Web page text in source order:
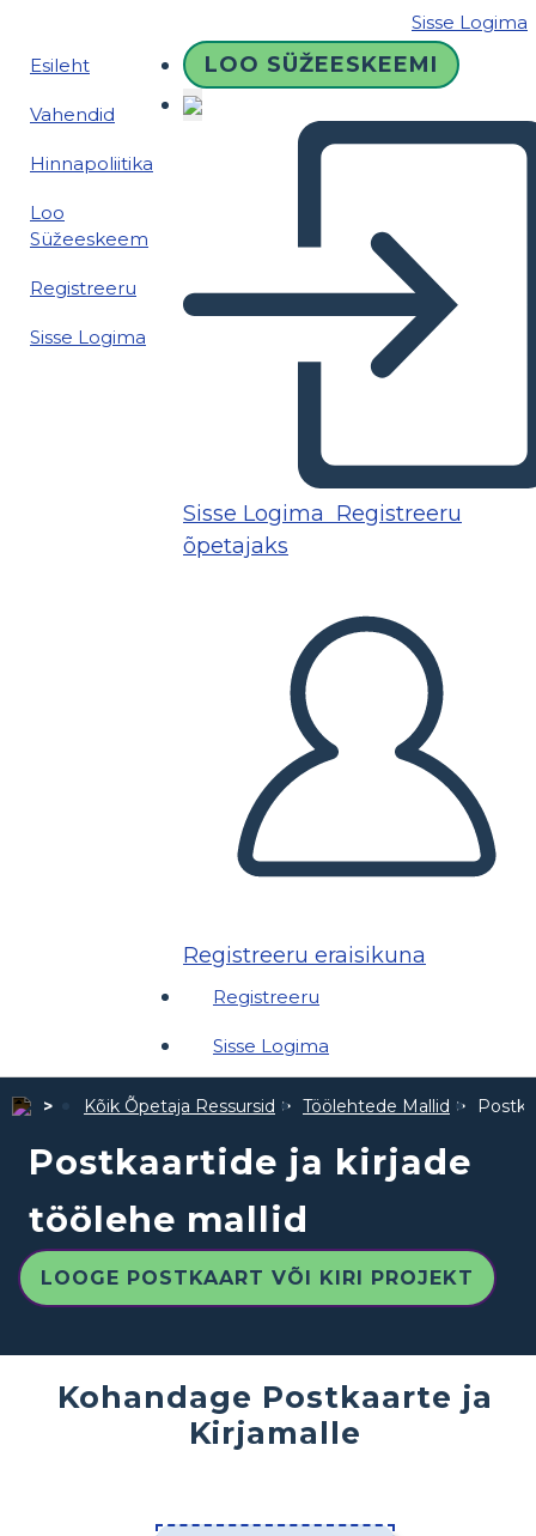
Sisse Logima
Esileht
Vahendid
Hinnapoliitika
Loo
Süžeeskeem
Registreeru
Sisse Logima
LOO SÜŽEESKEEMI
Sisse Logima Registreeru
õpetajaks
Registreeru eraisikuna
Registreeru
Sisse Logima
Kõik Õpetaja Ressursid Töölehtede Mallid
Postkaartide ja kirjade
töölehe mallid
LOOGE POSTKAART VÕI KIRI PROJEKT
Kohandage Postkaarte ja
Kirjamalle